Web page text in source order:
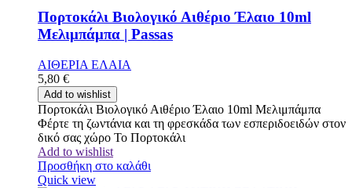
Πορτοκάλι Βιολογικό Αιθέριο Έλαιο 10ml
Μελιμπάμπα | Passas
ΑΙΘΕΡΙΑ ΕΛΑΙΑ
5,80 €
Add to wishlist
Πορτοκάλι Βιολογικό Αιθέριο Έλαιο 10ml Μελιμπάμπα
Φέρτε τη ζωντάνια και τη φρεσκάδα των εσπεριδοειδών στον
δικό σας χώρο Το Πορτοκάλι
Add to wishlist
Προσθήκη στο καλάθι
Quick view